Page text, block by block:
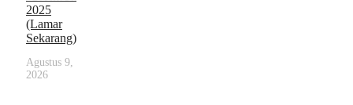
2025
(Lamar
Sekarang)
Agustus 9,
2026